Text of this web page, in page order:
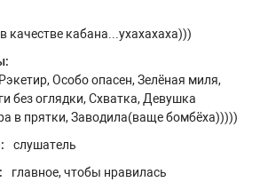
качестве кабана...ухахахаха)))
Особо опасен, Зелёная миля,
без оглядки, Схватка, Девушка
в прятки, Заводила(ваще бомбёха)))))
слушатель
главное, чтобы нравилась